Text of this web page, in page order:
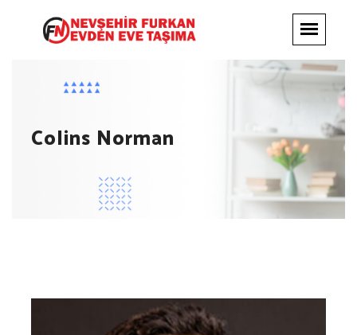
Colins Norman